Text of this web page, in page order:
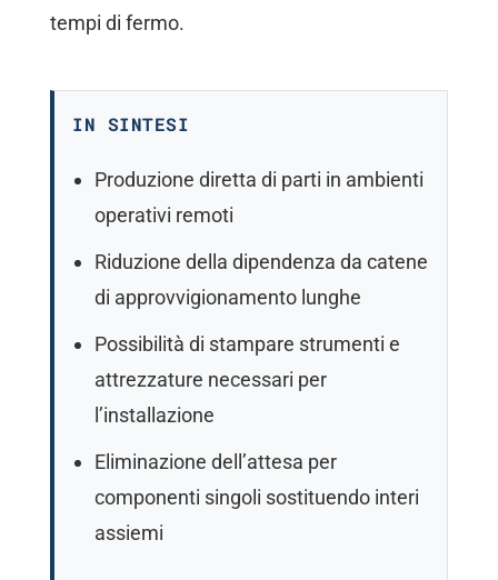
tempi di fermo.
IN SINTESI
Produzione diretta di parti in ambienti
operativi remoti
Riduzione della dipendenza da catene
di approvvigionamento lunghe
Possibilità di stampare strumenti e
attrezzature necessari per
l’installazione
Eliminazione dell’attesa per
componenti singoli sostituendo interi
assiemi